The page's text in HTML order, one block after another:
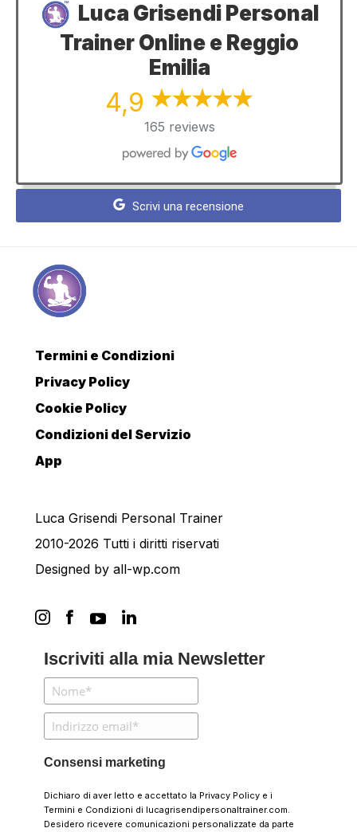
Luca Grisendi Personal
Trainer Online e Reggio
Emilia
4,9
165 reviews
Scrivi una recensione
Termini e Condizioni
Privacy Policy
Cookie Policy
Condizioni del Servizio
App
Luca Grisendi Personal Trainer
2010-2026 Tutti i diritti riservati
Designed by all-wp.com
Iscriviti alla mia Newsletter
Consensi marketing
Dichiaro di aver letto e accettato la Privacy Policye i
Termini e Condizioni di lucagrisendipersonaltrainer.com.
Desidero ricevere comunicazioni personalizzate da parte